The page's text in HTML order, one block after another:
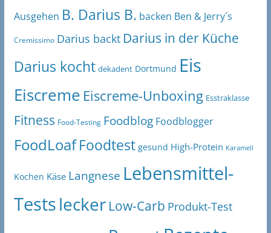
Ausgehen B. Darius B. backen Ben & Jerry´s
Cremissimo Darius backt Darius in der Küche
Darius kocht dekadent Dortmund Eis
Eiscreme Eiscreme-Unboxing Esstraklasse
Fitness Food-Testing Foodblog Foodblogger
FoodLoaf Foodtest gesund High-Protein Karamell
Kochen Käse Langnese Lebensmittel-
Testslecker Low-Carb Produkt-Test